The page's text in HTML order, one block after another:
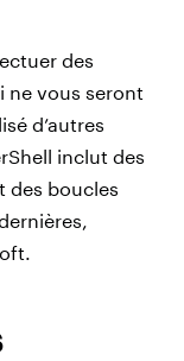
des
ne vous seront
d’autres
inclut des
des boucles